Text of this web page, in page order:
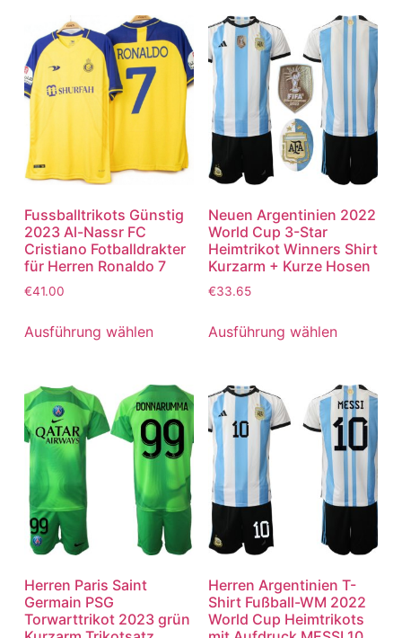
Fussballtrikots Günstig
2023 Al-Nassr FC
Cristiano Fotballdrakter
für Herren Ronaldo 7
€41.00
Ausführung wählen
Neuen Argentinien 2022
World Cup 3-Star
Heimtrikot Winners Shirt
Kurzarm + Kurze Hosen
€33.65
Ausführung wählen
Herren Paris Saint
Germain PSG
Torwarttrikot 2023 grün
Herren Argentinien T-
Shirt Fußball-WM 2022
World Cup Heimtrikots